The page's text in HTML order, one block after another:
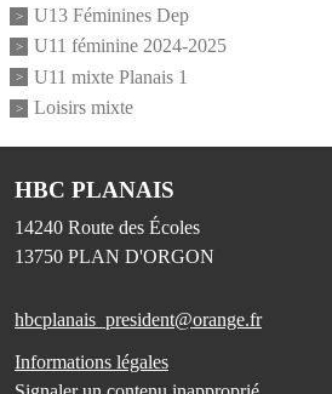
U13 Féminines Dep
U11 féminine 2024-2025
U11 mixte Planais 1
Loisirs mixte
HBC PLANAIS
14240 Route des Écoles
13750 PLAN D'ORGON
hbcplanais_president@orange.fr
Informations légales